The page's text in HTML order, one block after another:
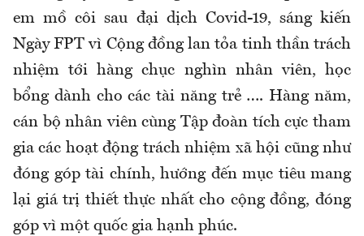
em mồ côi sau đại dịch Covid-19, sáng kiến
Ngày FPT vì Cộng đồng lan tỏa tinh thần trách
nhiệm tới hàng chục nghìn nhân viên, học
bổng dành cho các tài năng trẻ …. Hàng năm,
cán bộ nhân viên cùng Tập đoàn tích cực tham
gia các hoạt động trách nhiệm xã hội cũng như
đóng góp tài chính, hướng đến mục tiêu mang
lại giá trị thiết thực nhất cho cộng đồng, đóng
góp vì một quốc gia hạnh phúc.